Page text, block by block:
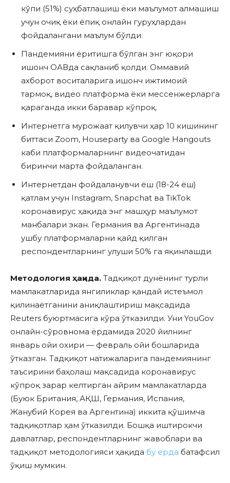
кўпи (51%) суҳбатлашиш ёки маълумот алмашиш
учун очиқ ёки ёпиқ онлайн гуруҳлардан
фойдалангани маълум бўлди.
Пандемияни ёритишга бўлган энг юқори
ишонч ОАВда сақланиб қолди. Оммавий
ахборот воситаларига ишонч ижтимоий
тармоқ, видео платформа ёки мессенжерларга
қараганда икки баравар кўпроқ.
Интернетга мурожаат қилувчи ҳар 10 кишининг
биттаси Zoom, Houseparty ва Google Hangouts
каби платформаларнинг видеочатидан
биринчи марта фойдаланган.
Интернетдан фойдаланувчи ёш (18-24 ёш)
қатлам учун Instagram, Snapchat ва TikTok
коронавирус ҳақида энг машҳур маълумот
манбалари экан. Германия ва Аргентинада
ушбу платформаларни қайд қилган
респондентларнинг улуши 50% га яқинлашди.
Методология ҳақида. Тадқиқот дунёнинг турли
мамлакатларида янгиликлар қандай истеъмол
қилинаётганини аниқлаштириш мақсадида
Reuters буюртмасига кўра ўтказилди. Уни YouGov
онлайн-сўровнома ёрдамида 2020 йилнинг
январь ойи охири — февраль ойи бошларида
ўтказган. Тадқиқот натижаларига пандемиянинг
таъсирини баҳолаш мақсадида коронавирус
кўпроқ зарар келтирган айрим мамлакатларда
(Буюк Британия, АҚШ, Германия, Испания,
Жанубий Корея ва Аргентина) иккита қўшимча
тадқиқотлар ҳам ўтказилди. Бошқа иштирокчи
давлатлар, респондентларнинг жавоблари ва
тадқиқот методологияси ҳақида бу ерда батафсил
ўқиш мумкин.